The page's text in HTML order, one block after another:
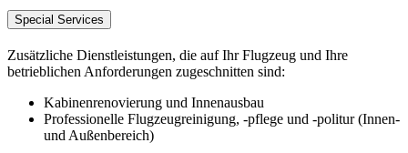
Special Services
Zusätzliche Dienstleistungen, die auf Ihr Flugzeug und Ihre
betrieblichen Anforderungen zugeschnitten sind:
Kabinenrenovierung und Innenausbau
Professionelle Flugzeugreinigung, -pflege und -politur (Innen-
und Außenbereich)